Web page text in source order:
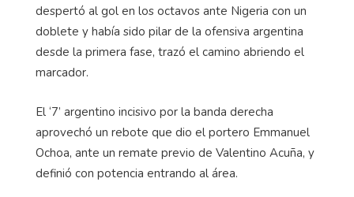
despertó al gol en los octavos ante Nigeria con un
doblete y había sido pilar de la ofensiva argentina
desde la primera fase, trazó el camino abriendo el
marcador.
El ‘7’ argentino incisivo por la banda derecha
aprovechó un rebote que dio el portero Emmanuel
Ochoa, ante un remate previo de Valentino Acuña, y
definió con potencia entrando al área.